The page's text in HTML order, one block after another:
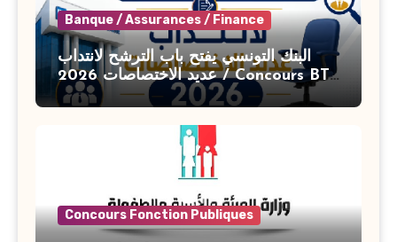
Banque / Assurances / Finance
البنك التونسي يفتح باب الترشح لانتداب
عديد الاختصاصات 2026 / Concours BT
Banque de Tunisie 2026
Concours Fonction Publiques